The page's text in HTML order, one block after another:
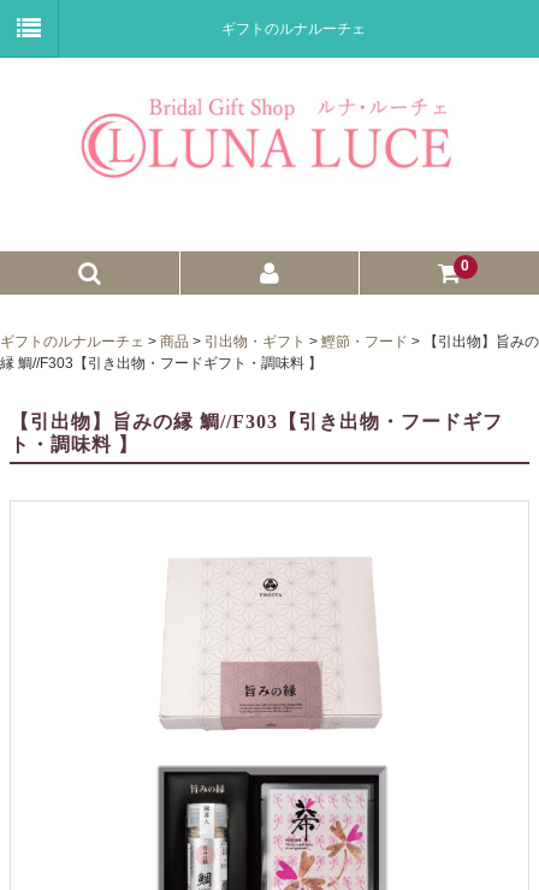
ギフトのルナルーチェ
0
プチギフト
ウェイトドール
子育て卒業証書
ギフトのルナルーチェ > 商品 > 引出物・ギフト > 鰹節・フード >
【引出物】旨みの
縁 鯛//F303【引き出物・フードギフト・調味料 】
【引出物】旨みの縁 鯛//F303【引き出物・フードギフ
ト・調味料 】